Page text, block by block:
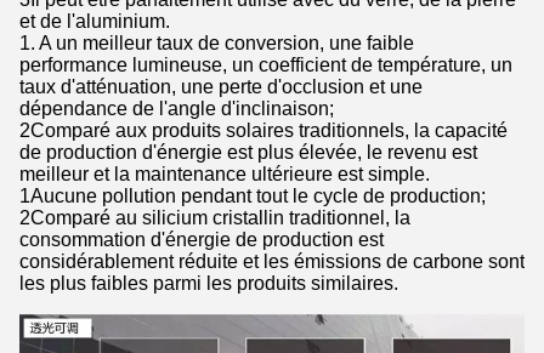
et de l'aluminium.
1. A un meilleur taux de conversion, une faible
performance lumineuse, un coefficient de température, un
taux d'atténuation, une perte d'occlusion et une
dépendance de l'angle d'inclinaison;
2Comparé aux produits solaires traditionnels, la capacité
de production d'énergie est plus élevée, le revenu est
meilleur et la maintenance ultérieure est simple.
1Aucune pollution pendant tout le cycle de production;
2Comparé au silicium cristallin traditionnel, la
consommation d'énergie de production est
considérablement réduite et les émissions de carbone sont
les plus faibles parmi les produits similaires.